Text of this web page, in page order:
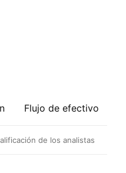
Flujo de efectivo
de los analistas